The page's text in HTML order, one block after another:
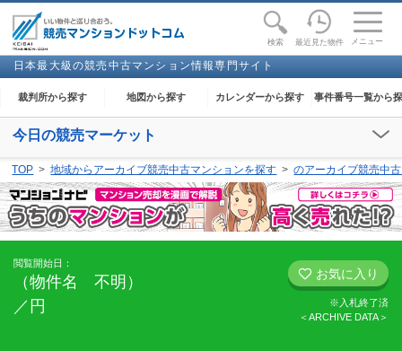
検索 最近見た物件 メニュー
日本最大級の競売中古マンション情報専門サイト
裁判所から探す 地図から探す カレンダーから探す 事件番号一覧から
toggle
今日の競売マーケット
閲覧開始：-
TOP 地域からアーカイブ競売中古マンションを探す のアーカイブ競売中
閲覧開始日：
（物件名 不明）
／円
お気に入り
※入札終了済
＜ARCHIVE DATA＞